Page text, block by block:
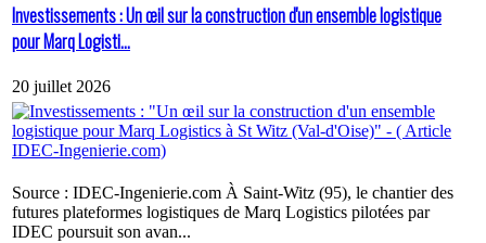
Investissements : Un œil sur la construction d'un ensemble logistique
pour Marq Logisti...
20 juillet 2026
Source : IDEC-Ingenierie.com À Saint-Witz (95), le chantier des
futures plateformes logistiques de Marq Logistics pilotées par
IDEC poursuit son avan...